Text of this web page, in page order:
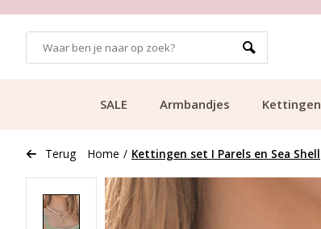
SALE Armbandjes Kettingen
Terug Home / Kettingen set I Parels en Sea Shell